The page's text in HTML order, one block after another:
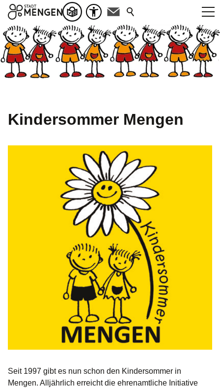
Kindersommer Mengen
Seit 1997 gibt es nun schon den Kindersommer in
Mengen. Alljährlich erreicht die ehrenamtliche Initiative